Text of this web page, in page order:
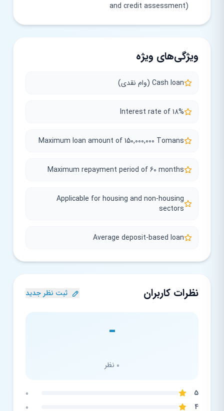
and credit assessment)
ویژگی‌های ویژه
Cash loan (وام نقدی)
Interest rate of 18%
Maximum loan amount of 150,000,000 Tomans
Maximum repayment period of 60 months
Applicable for housing and non-housing
sectors
Average deposit-based loan
نظرات کاربران
-
0 نظر
5
0
4
0